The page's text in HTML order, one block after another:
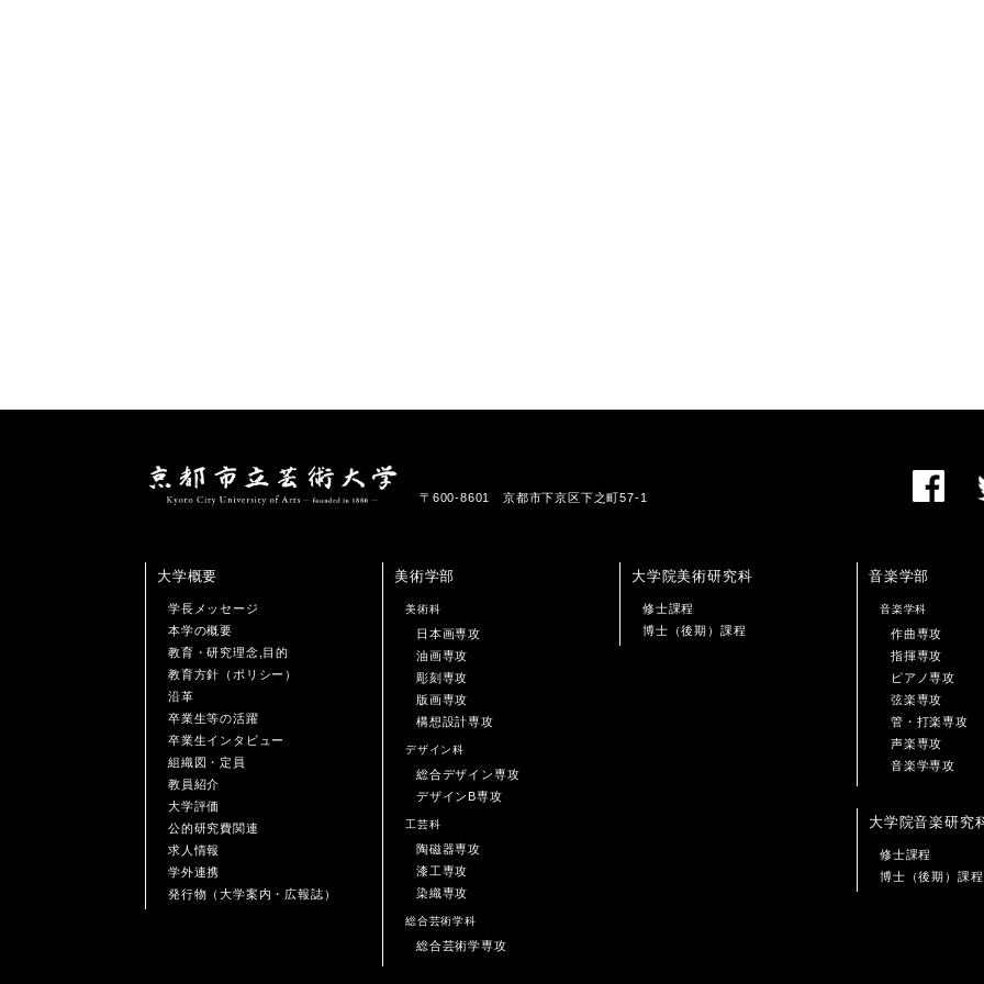
〒600-8601 京都市下京区下之町57-1
大学概要
学長メッセージ
本学の概要
教育・研究理念,目的
教育方針（ポリシー）
沿革
卒業生等の活躍
卒業生インタビュー
組織図・定員
教員紹介
大学評価
公的研究費関連
求人情報
学外連携
発行物（大学案内・広報誌）
美術学部
美術科
日本画専攻
油画専攻
彫刻専攻
版画専攻
構想設計専攻
デザイン科
総合デザイン専攻
デザインB専攻
工芸科
陶磁器専攻
漆工専攻
染織専攻
総合芸術学科
総合芸術学専攻
大学院美術研究科
修士課程
博士（後期）課程
音楽学部
音楽学科
作曲専攻
指揮専攻
ピアノ専攻
弦楽専攻
管・打楽専攻
声楽専攻
音楽学専攻
大学院音楽研究
修士課程
博士（後期）課程